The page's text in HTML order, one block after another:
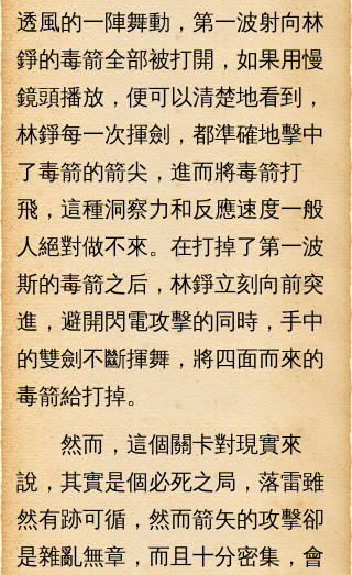
透風的一陣舞動，第一波射向林
錚的毒箭全部被打開，如果用慢
鏡頭播放，便可以清楚地看到，
林錚每一次揮劍，都準確地擊中
了毒箭的箭尖，進而將毒箭打
飛，這種洞察力和反應速度一般
人絕對做不來。在打掉了第一波
斯的毒箭之后，林錚立刻向前突
進，避開閃電攻擊的同時，手中
的雙劍不斷揮舞，將四面而來的
毒箭給打掉。
然而，這個關卡對現實來
說，其實是個必死之局，落雷雖
然有跡可循，然而箭矢的攻擊卻
是雜亂無章，而且十分密集，會